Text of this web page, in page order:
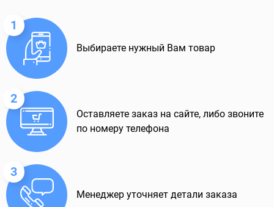
1
Выбираете нужный Вам товар
2
Оставляете заказ на сайте, либо звоните
по номеру телефона
3
Менеджер уточняет детали заказа